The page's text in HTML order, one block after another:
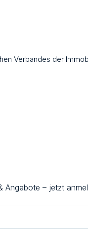
Verbandes der
Angebote – jetzt